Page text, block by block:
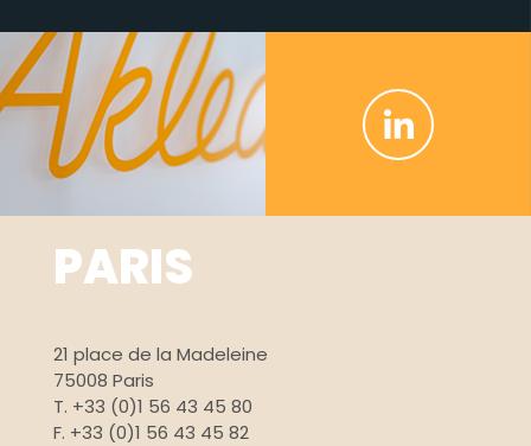
PARIS
21 place de la Madeleine
75008 Paris
T. +33 (0)1 56 43 45 80
F. +33 (0)1 56 43 45 82